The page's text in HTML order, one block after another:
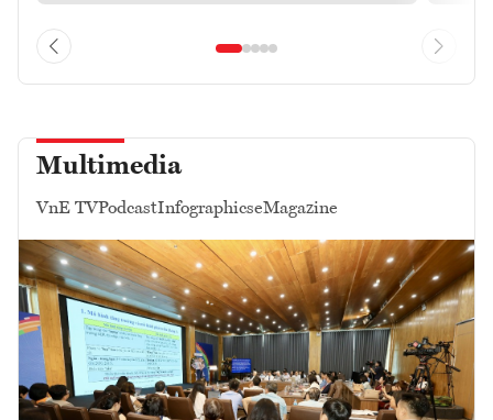
Multimedia
VnE TVPodcastInfographicseMagazine